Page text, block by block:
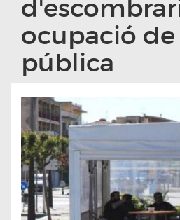
ocupació de
pública